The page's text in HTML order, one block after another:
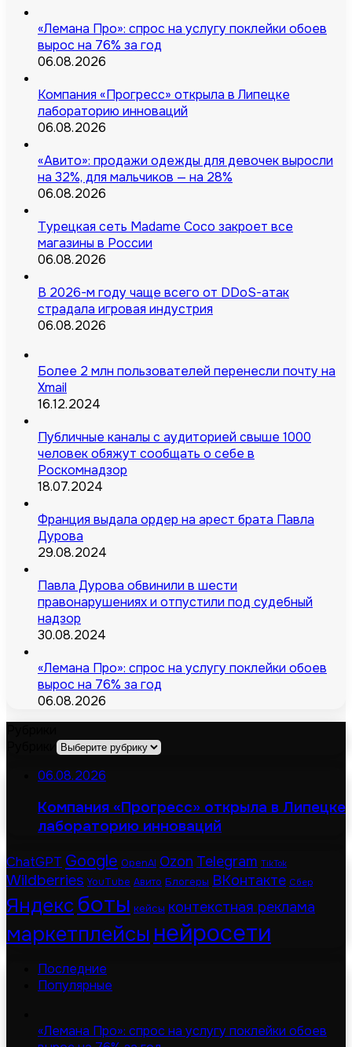
«Лемана Про»: спрос на услугу поклейки обоев
вырос на 76% за год
06.08.2026
Компания «Прогресс» открыла в Липецке
лабораторию инноваций
06.08.2026
«Авито»: продажи одежды для девочек выросли
на 32%, для мальчиков — на 28%
06.08.2026
Турецкая сеть Madame Coco закроет все
магазины в России
06.08.2026
В 2026-м году чаще всего от DDoS-атак
страдала игровая индустрия
06.08.2026
Более 2 млн пользователей перенесли почту на
Xmail
16.12.2024
Публичные каналы с аудиторией свыше 1000
человек обяжут сообщать о себе в
Роскомнадзор
18.07.2024
Франция выдала ордер на арест брата Павла
Дурова
29.08.2024
Павла Дурова обвинили в шести
правонарушениях и отпустили под судебный
надзор
30.08.2024
«Лемана Про»: спрос на услугу поклейки обоев
вырос на 76% за год
06.08.2026
06.08.2026
Компания «Прогресс» открыла в Липецке
лабораторию инноваций
ChatGPT Google OpenAI Ozon Telegram TikTok
Wildberries YouTube Авито Блогеры ВКонтакте Сбер
Яндексботы кейсы контекстная реклама
маркетплейсы нейросети
Последние
Популярные
«Лемана Про»: спрос на услугу поклейки обоев